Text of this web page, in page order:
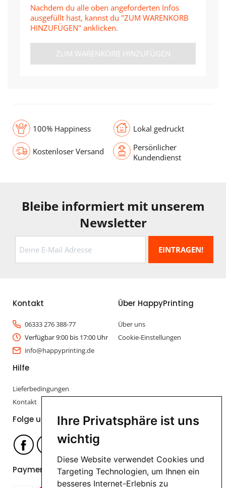
Ihre Privatsphäre ist uns
wichtig
Diese Website verwendet Cookies und
Targeting Technologien, um Ihnen ein
besseres Internet-Erlebnis zu
Nachdem du alle oben angeforderten Infos
ausgefüllt hast, kannst du "ZUM WARENKORB
HINZUFÜGEN" anklicken.
ZUM WARENKORB HINZUFÜGEN
100% Happiness Lokal gedruckt
Kostenloser Versand
Persönlicher
Kundendienst
Bleibe informiert mit unserem
Newsletter
Kontakt
06333 276 388-77
Verfügbar 9:00 bis 17:00 Uhr
info@happyprinting.de
Über HappyPrinting
Über uns
Cookie-Einstellungen
Hilfe
Lieferbedingungen
Kontakt
Folge uns
Payment options